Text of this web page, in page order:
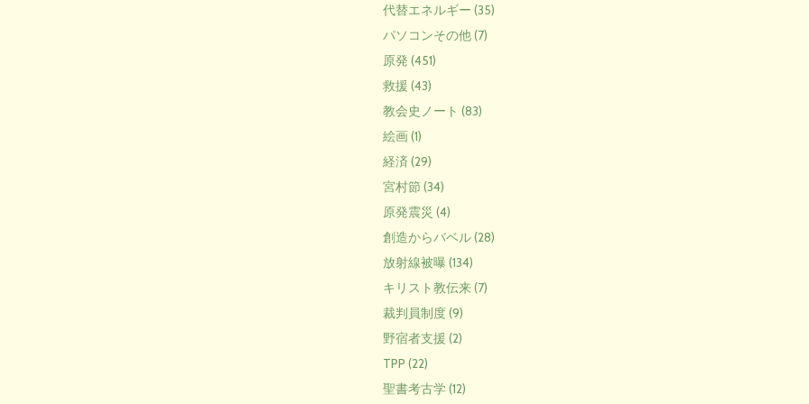
代替エネルギー (35)
パソコンその他 (7)
原発 (451)
救援 (43)
教会史ノート (83)
絵画 (1)
経済 (29)
宮村節 (34)
原発震災 (4)
創造からバベル (28)
放射線被曝 (134)
キリスト教伝来 (7)
裁判員制度 (9)
野宿者支援 (2)
TPP (22)
聖書考古学 (12)